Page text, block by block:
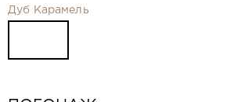
Дуб Карамель